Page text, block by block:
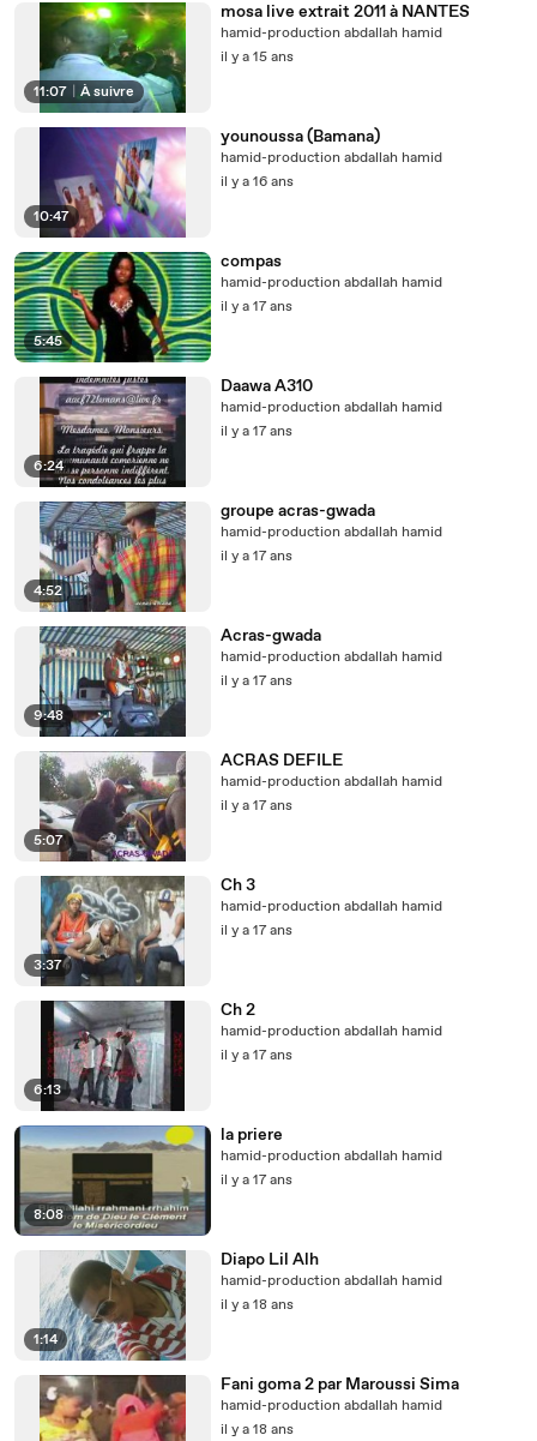
11:07 À suivre
mosa live extrait 2011 à NANTES
hamid-production abdallah hamid
il y a 15 ans
10:47
younoussa (Bamana)
hamid-production abdallah hamid
il y a 16 ans
5:45
compas
hamid-production abdallah hamid
il y a 17 ans
6:24
Daawa A310
hamid-production abdallah hamid
il y a 17 ans
4:52
groupe acras-gwada
hamid-production abdallah hamid
il y a 17 ans
9:48
Acras-gwada
hamid-production abdallah hamid
il y a 17 ans
5:07
ACRAS DEFILE
hamid-production abdallah hamid
il y a 17 ans
3:37
Ch 3
hamid-production abdallah hamid
il y a 17 ans
6:13
Ch 2
hamid-production abdallah hamid
il y a 17 ans
8:08
la priere
hamid-production abdallah hamid
il y a 17 ans
1:14
Diapo Lil Alh
hamid-production abdallah hamid
il y a 18 ans
Fani goma 2 par Maroussi Sima
hamid-production abdallah hamid
il y a 18 ans